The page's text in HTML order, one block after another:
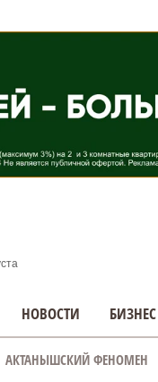
НОВОСТИ БИЗНЕС
АКТАНЫШСКИЙ ФЕНОМЕН